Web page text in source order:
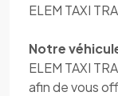
ELEM TAXI
Notre
ELEM TAXI
afin de vous